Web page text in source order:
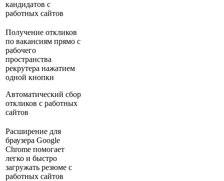
кандидатов с
работных сайтов
Получение откликов
по вакансиям прямо с
рабочего
пространства
рекрутера нажатием
одной кнопки
Автоматический сбор
откликов с работных
сайтов
Расширение для
браузера Google
Chrome помогает
легко и быстро
загружать резюме с
работных сайтов